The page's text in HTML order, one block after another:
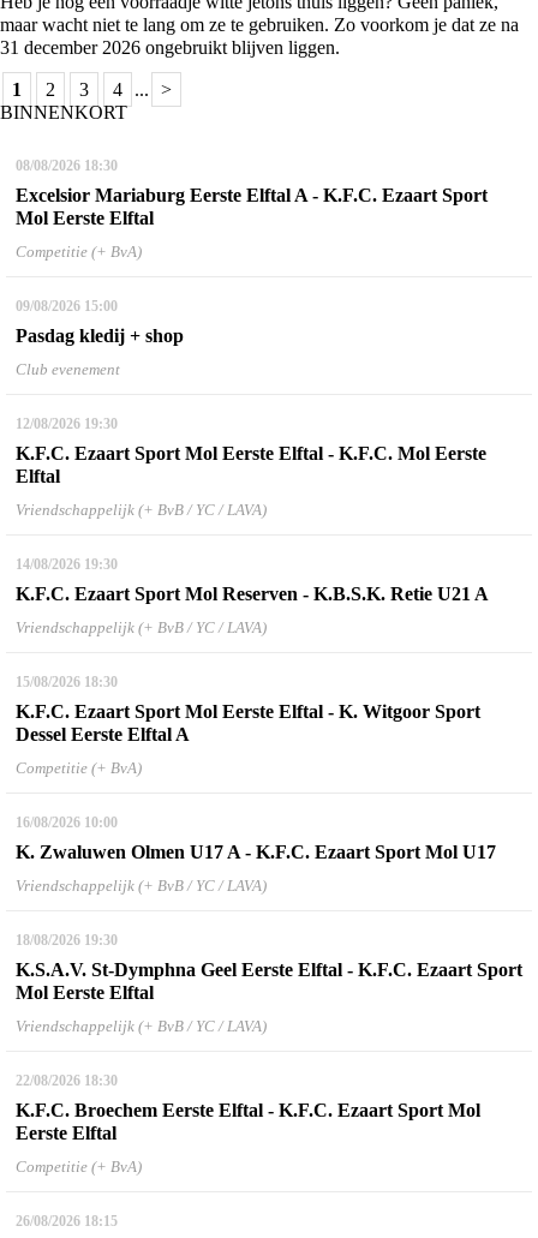
maar wacht niet te lang om ze te gebruiken. Zo voorkom je dat ze na
31 december 2026 ongebruikt blijven liggen.
1 2 3 4 ...
>
BINNENKORT
08/08/2026 18:30
Excelsior Mariaburg Eerste Elftal A - K.F.C. Ezaart Sport
Mol Eerste Elftal
Competitie (+ BvA)
09/08/2026 15:00
Pasdag kledij + shop
Club evenement
12/08/2026 19:30
K.F.C. Ezaart Sport Mol Eerste Elftal - K.F.C. Mol Eerste
Elftal
Vriendschappelijk (+ BvB / YC / LAVA)
14/08/2026 19:30
K.F.C. Ezaart Sport Mol Reserven - K.B.S.K. Retie U21 A
Vriendschappelijk (+ BvB / YC / LAVA)
15/08/2026 18:30
K.F.C. Ezaart Sport Mol Eerste Elftal - K. Witgoor Sport
Dessel Eerste Elftal A
Competitie (+ BvA)
16/08/2026 10:00
K. Zwaluwen Olmen U17 A - K.F.C. Ezaart Sport Mol U17
Vriendschappelijk (+ BvB / YC / LAVA)
18/08/2026 19:30
K.S.A.V. St-Dymphna Geel Eerste Elftal - K.F.C. Ezaart Sport
Mol Eerste Elftal
Vriendschappelijk (+ BvB / YC / LAVA)
22/08/2026 18:30
K.F.C. Broechem Eerste Elftal - K.F.C. Ezaart Sport Mol
Eerste Elftal
Competitie (+ BvA)
26/08/2026 18:15